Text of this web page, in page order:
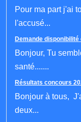
Pour ma part j'ai
l'accusé...
Demande
Bonjour, Tu
santé.......
Résultats concours
Bonjour à tous,
deux...